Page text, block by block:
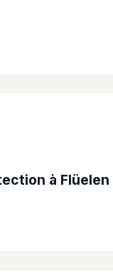
à Flüelen